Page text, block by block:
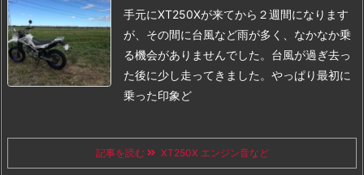
手元にXT250Xが来てから２週間になります
が、その間に台風など雨が多く、なかなか乗
る機会がありませんでした。 台風が過ぎ去っ
た後に少し走ってきました。 やっぱり最初に
乗った印象ど
記事を読む XT250X エンジン音など